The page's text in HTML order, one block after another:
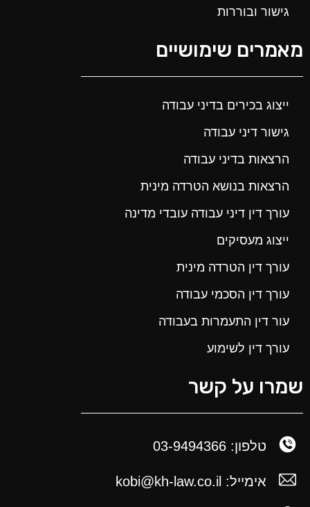
גישור ובוררות
מאמרים שימושיים
ייצוג בכירים בדיני עבודה
גישור דיני עבודה
הרצאות בדיני עבודה
הרצאות בנושא הטרדה מינית
עורך דין דיני עבודה עובדי מדינה
ייצוג מעסיקים
עורך דין הטרדה מינית
עורך דין הסכמי עבודה
עור דין התעמרות בעבודה
עורך דין לשימוע
שמרו על קשר
טלפון: 03-9494366
אימייל: kobi@kh-law.co.il